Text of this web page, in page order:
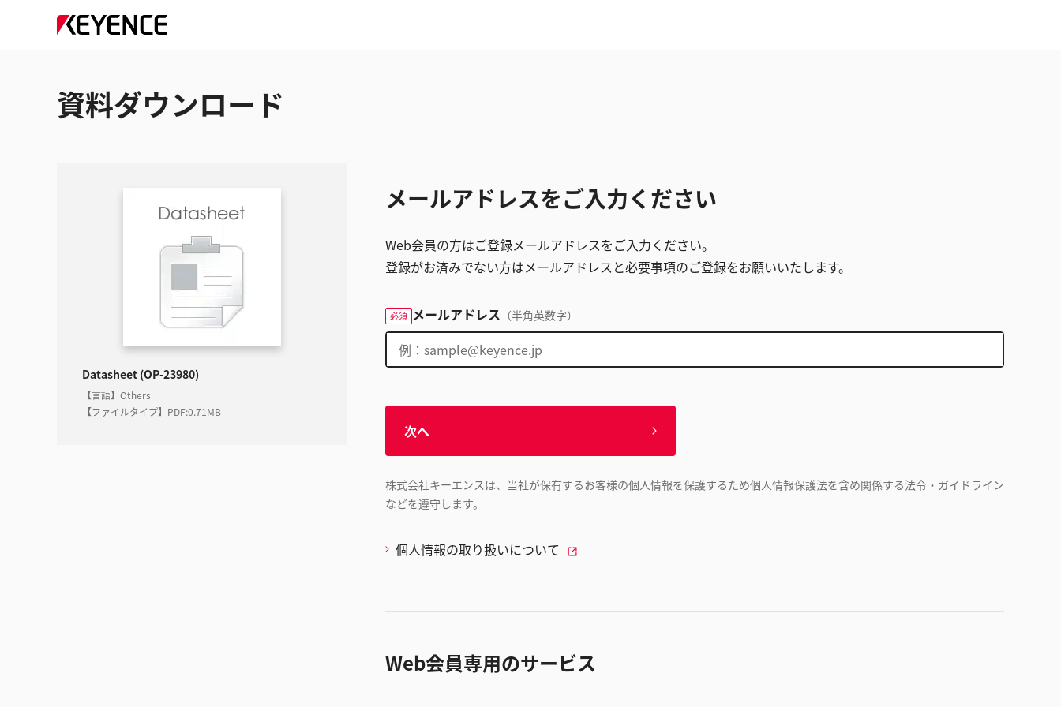
資料ダウンロード
Datasheet (OP-23980)
【言語】Others
【ファイルタイプ】PDF:0.71MB
メールアドレスをご入力ください
Web会員の方はご登録メールアドレスをご入力ください。
登録がお済みでない方はメールアドレスと必要事項のご登録をお願いいたします。
必須 メールアドレス （半角英数字）
次へ
株式会社キーエンスは、当社が保有するお客様の個人情報を保護するため個人情報保護法を含め関係する法令・ガイドライン
などを遵守します。
個人情報の取り扱いについて
Web会員専用のサービス